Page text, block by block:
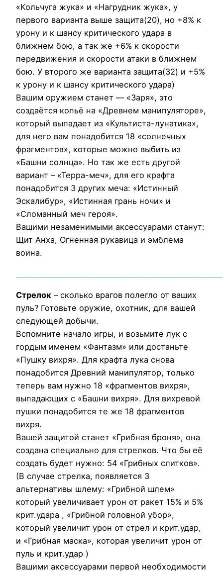
«Кольчуга жука» и «Нагрудник жука», у
первого варианта выше защита(20), но +8% к
урону и к шансу критического удара в
ближнем бою, а так же +6% к скорости
передвижения и скорости атаки в ближнем
бою. У второго же варианта защита(32) и +5%
к урону и к шансу критического удара)
Вашим оружием станет — «Заря», это
создаётся копьё на «Древнем манипуляторе»,
который выпадает из «Культиста-лунатика»,
для него вам понадобится 18 «солнечных
фрагментов», которые можно выбить из
«Башни солнца». Но так же есть другой
вариант – «Терра-меч», для его крафта
понадобится 3 других меча: «Истинный
Эскалибур», «Истинная грань ночи» и
«Сломанный меч героя».
Вашими незаменимыми аксессуарами станут:
Щит Анха, Огненная рукавица и эмблема
воина.
Стрелок – сколько врагов полегло от ваших
пуль? Готовьте оружие, охотник, для вашей
следующей добычи.
Вспомните начало игры, и возьмите лук с
гордым именем «Фантазм» или достаньте
«Пушку вихря». Для крафта лука снова
понадобится Древний манипулятор, только
теперь вам нужно 18 «фрагментов вихря»,
выпадающих с «Башни вихря». Для вихревой
пушки понадобится те же 18 фрагментов
вихря.
Вашей защитой станет «Грибная броня», она
создана специально для стрелков. Что бы её
создать будет нужно: 54 «Грибных слитков».
(В случае стрелка, появляется 3
альтернативы шлему: «Грибной шлем»
который увеличивает урон от ракет 15% и 5%
крит.удара , «Грибной головной убор»,
который увеличит урон от стрел и крит.удар,
и «Грибная маска», которая увеличит урон от
пуль и крит.удар )
Вашими аксессуарами первой необходимости